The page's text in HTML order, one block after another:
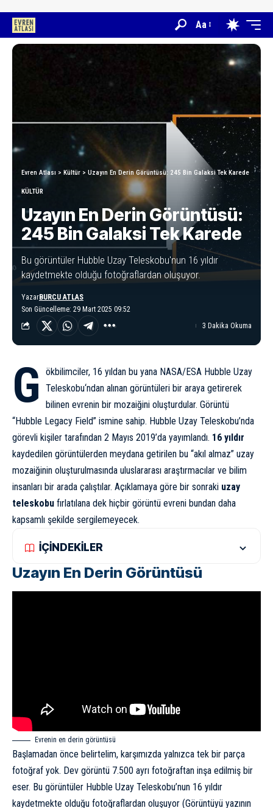
Aa
Evren Atlası > Kültür > Uzayın En Derin Görüntüsü: 245 Bin Galaksi Tek Karede
KÜLTÜR
Uzayın En Derin Görüntüsü:
245 Bin Galaksi Tek Karede
Bu görüntüler Hubble Uzay Teleskobu'nun 16 yıldır
kaydetmekte olduğu fotoğraflardan oluşuyor.
Son Güncelleme: 29 Mart 2025 09:52
YazarBURCU ATLAS
3 Dakika Okuma
G ökbilimciler, 16 yıldan bu yana NASA/ESA Hubble Uzay
Teleskobu‘ndan alınan görüntüleri bir araya getirerek
bilinen evrenin bir mozaiğini oluşturdular. Görüntü
“Hubble Legacy Field” ismine sahip. Hubble Uzay Teleskobu’nda
görevli kişiler tarafından 2 Mayıs 2019’da yayımlandı. 16 yıldır
kaydedilen görüntülerden meydana getirilen bu “akıl almaz” uzay
mozaiğinin oluşturulmasında uluslararası araştırmacılar ve bilim
insanları bir arada çalıştılar. Açıklamaya göre bir sonraki uzay
teleskobu fırlatılana dek hiçbir görüntü evreni bundan daha
kapsamlı şekilde sergilemeyecek.
İÇİNDEKİLER
Uzayın En Derin Görüntüsü
Evrenin en derin görüntüsü
Başlamadan önce belirtelim, karşımızda yalnızca tek bir parça
fotoğraf yok. Dev görüntü 7.500 ayrı fotoğraftan inşa edilmiş bir
eser. Bu görüntüler Hubble Uzay Teleskobu’nun 16 yıldır
kaydetmekte olduğu fotoğraflardan oluşuyor (Görüntüyü yazının